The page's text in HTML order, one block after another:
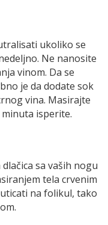
ukoliko se
Ne nanosite
vinom. Da se
je da dodate sok
vina. Masirajte
isperite.
sa vaših nogu
tela crvenim
na folikul, tako